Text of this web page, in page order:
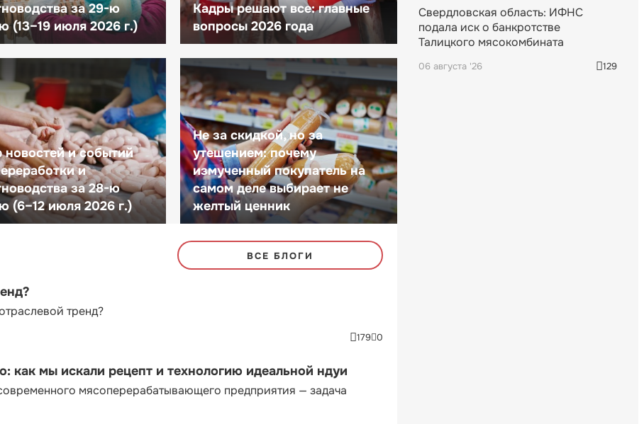
за 29-ю
(13–19 июля 2026 г.)
Кадры решают все: главные
вопросы 2026 года
новостей и событий
и
за 28-ю
(6–12 июля 2026 г.)
Не за скидкой, но за
утешением: почему
измученный покупатель на
самом деле выбирает не
желтый ценник
ВСЕ БЛОГИ
тренд?
179 0
как мы искали рецепт и технологию идеальной ндуи
мясоперерабатывающего предприятия — задача
Свердловская область: ИФНС
подала иск о банкротстве
Талицкого мясокомбината
06 августа '26 129